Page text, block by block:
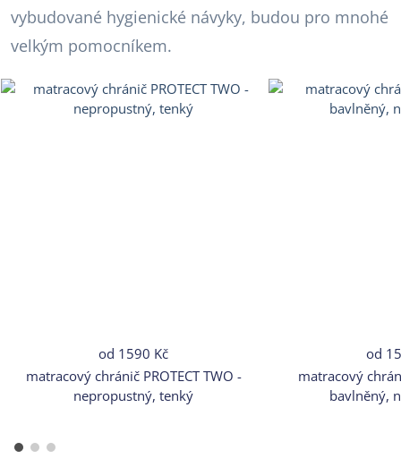
vybudované hygienické návyky, budou pro mnohé
velkým pomocníkem.
od 1590 Kč
matracový chránič PROTECT TWO -
nepropustný, tenký
od
matracový
bavlněný,